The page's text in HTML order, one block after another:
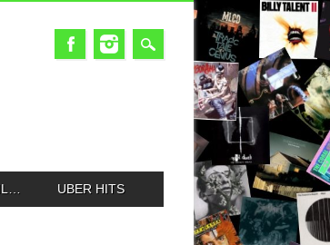
UBER HITS